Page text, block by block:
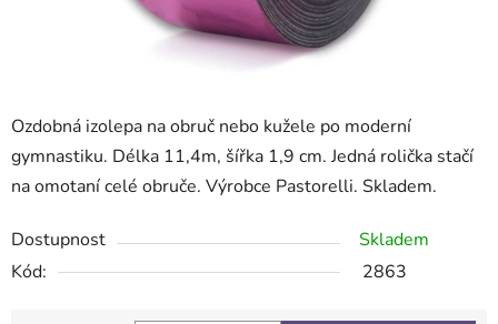
Ozdobná izolepa na obruč nebo kužele po moderní
gymnastiku. Délka 11,4m, šířka 1,9 cm. Jedná rolička stačí
na omotaní celé obruče. Výrobce Pastorelli. Skladem.
Dostupnost
Skladem
Kód:
2863